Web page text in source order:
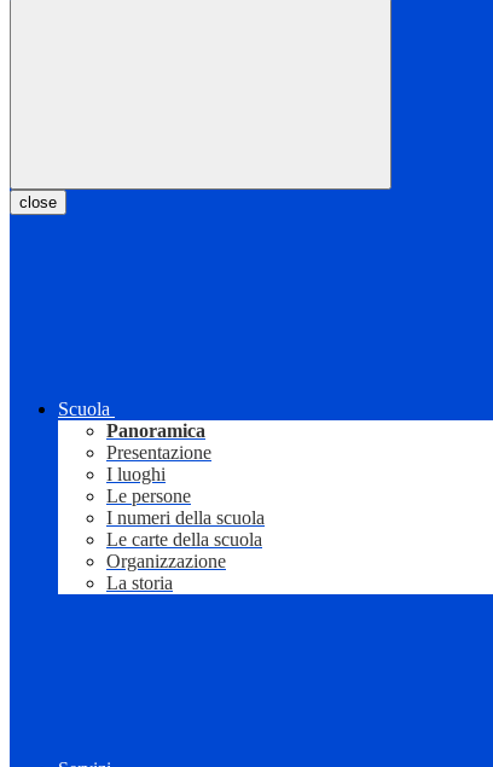
close
Scuola
Panoramica
Presentazione
I luoghi
Le persone
I numeri della scuola
Le carte della scuola
Organizzazione
La storia